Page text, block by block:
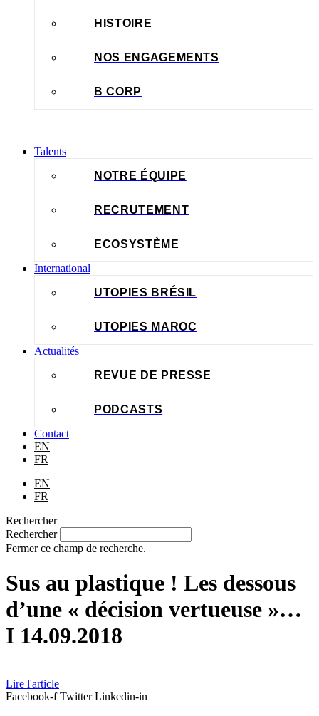
HISTOIRE
NOS ENGAGEMENTS
B CORP
Talents
NOTRE ÉQUIPE
RECRUTEMENT
ECOSYSTÈME
International
UTOPIES BRÉSIL
UTOPIES MAROC
Actualités
REVUE DE PRESSE
PODCASTS
Contact
EN
FR
EN
FR
Rechercher
Rechercher
Fermer ce champ de recherche.
Sus au plastique ! Les dessous
d’une « décision vertueuse »…
I 14.09.2018
Lire l'article
Facebook-f Twitter Linkedin-in